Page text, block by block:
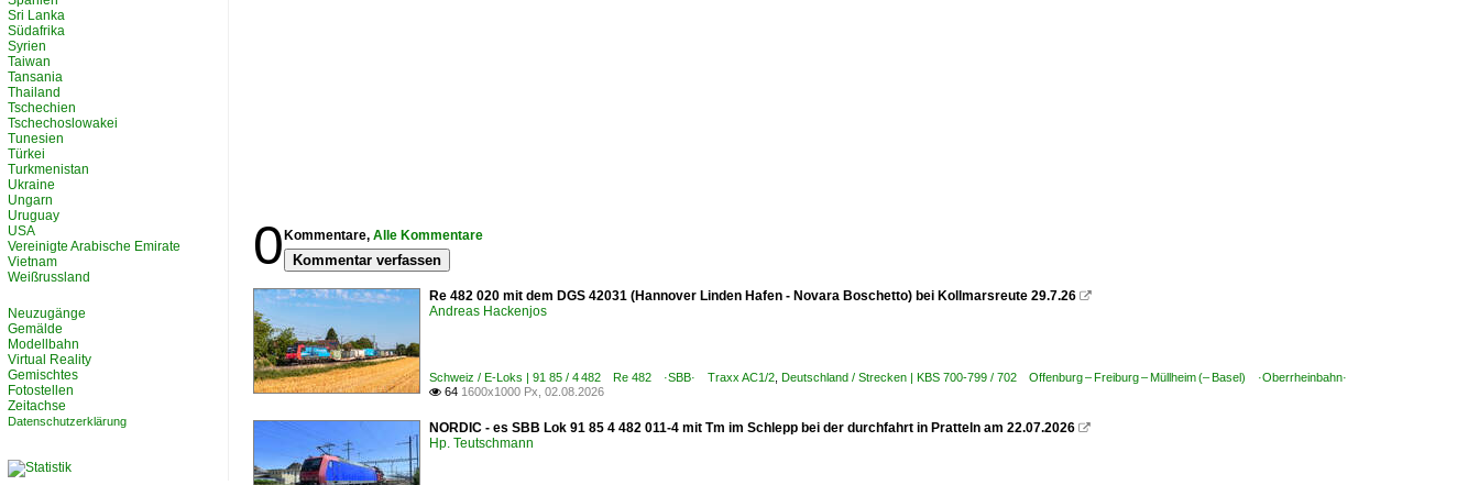
0 Kommentare, Alle Kommentare
Kommentar verfassen
Re 482 020 mit dem DGS 42031 (Hannover Linden Hafen - Novara Boschetto) bei Kollmarsreute 29.7.26 
Andreas Hackenjos
Schweiz / E-Loks | 91 85 / 4 482 Re 482 ·SBB· Traxx AC1/2 Deutschland / Strecken | KBS 700-799 / 702 Offenburg – Freiburg – Müllheim (– Basel) ·Oberrheinbahn·
 64 1600x1000 Px, 02.08.2026
NORDIC - es SBB Lok 91 85 4 482 011-4 mit Tm im Schlepp bei der durchfahrt in Pratteln am 22.07.2026 
Hp. Teutschmann
Sri Lanka
Südafrika
Syrien
Taiwan
Tansania
Thailand
Tschechien
Tschechoslowakei
Tunesien
Türkei
Turkmenistan
Ukraine
Ungarn
Uruguay
USA
Vereinigte Arabische Emirate
Vietnam
Weißrussland
Neuzugänge
Gemälde
Modellbahn
Virtual Reality
Gemischtes
Fotostellen
Zeitachse
Datenschutzerklärung